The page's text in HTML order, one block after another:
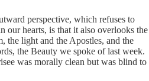
perspective, which refuses to
our hearts, is that it also overlooks the
the light and the Apostles, and the
the Beauty we spoke of last week.
was morally clean but was blind to